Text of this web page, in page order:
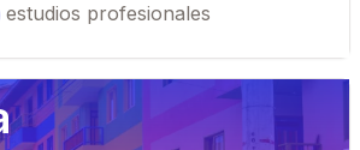
estudios profesionales